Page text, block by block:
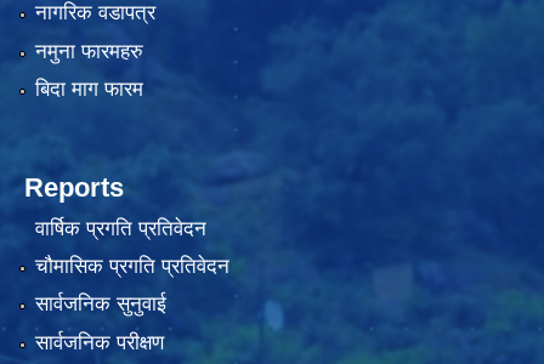
नागरिक वडापत्र
नमुना फारमहरु
बिदा माग फारम
Reports
वार्षिक प्रगति प्रतिवेदन
चौमासिक प्रगति प्रतिवेदन
सार्वजनिक सुनुवाई
सार्वजनिक परीक्षण